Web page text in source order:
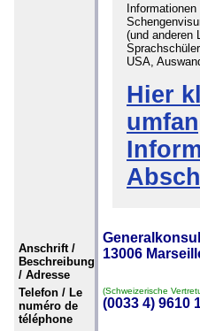
(und anderen
USA,
Hier
Anschrift /
Beschreibung
/ Adresse
13006
Telefon / Le
numéro de
téléphone
(Schweizerische
(0033 4) 9610